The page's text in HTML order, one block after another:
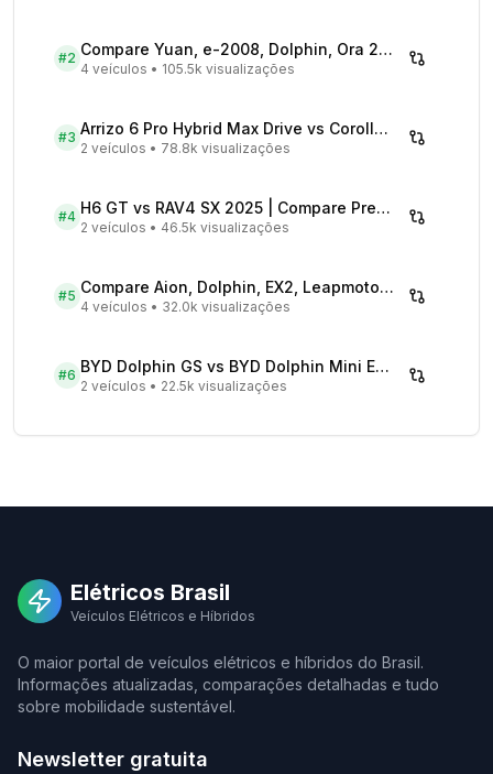
#2 Compare Yuan, e-2008, Dolphin, Ora 2026 | Veículos Elétricos
4 veículos • 105.5k visualizações
#3 Arrizo 6 Pro Hybrid Max Drive vs Corolla Cross XRX Hybrid - Comparativo Completo
2 veículos • 78.8k visualizações
#4 H6 GT vs RAV4 SX 2025 | Compare Preços
2 veículos • 46.5k visualizações
#5 Compare Aion, Dolphin, EX2, Leapmotor 2026 | Veículos Elétricos
4 veículos • 32.0k visualizações
#6 BYD Dolphin GS vs BYD Dolphin Mini EV - Comparativo Completo
2 veículos • 22.5k visualizações
Elétricos Brasil
Veículos Elétricos e Híbridos
O maior portal de veículos elétricos e híbridos do Brasil.
Informações atualizadas, comparações detalhadas e tudo
sobre mobilidade sustentável.
Newsletter gratuita